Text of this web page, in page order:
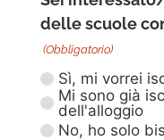
delle scuole
(Obbligatorio)
Sì, mi vorrei
Mi sono già
dell'alloggio
No, ho solo